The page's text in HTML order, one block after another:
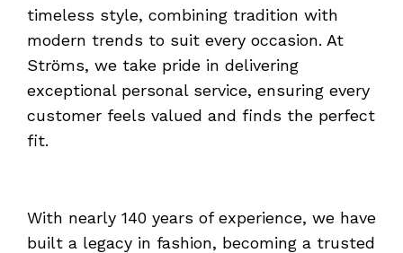
timeless style, combining tradition with
modern trends to suit every occasion. At
Ströms, we take pride in delivering
exceptional personal service, ensuring every
customer feels valued and finds the perfect
fit.
With nearly 140 years of experience, we have
built a legacy in fashion, becoming a trusted